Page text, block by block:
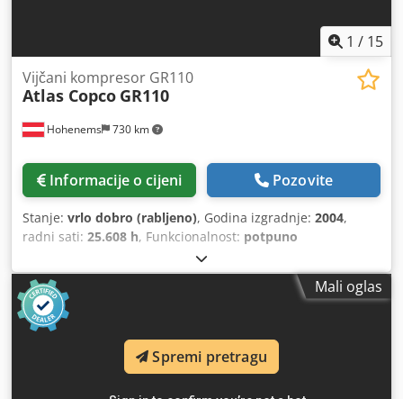
1 / 15
Hohenems 730 km
Vijčani kompresor GR110
Atlas Copco GR110
Informacije o cijeni Pozovite
Stanje: vrlo dobro (rabljeno), Godina izgradnje: 2004,
radni sati: 25.608 h, Funkcionalnost: potpuno
Mali oglas
Spremi pretragu